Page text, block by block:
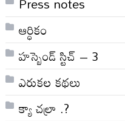
ఆర్ధికం
హస్బెండ్ స్టిచ్ – 3
ఎరుకల కథలు
క్యా చల్రా .?